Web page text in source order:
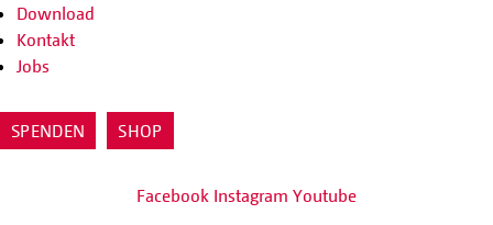
Download
Kontakt
Jobs
SPENDEN SHOP
Facebook Instagram Youtube